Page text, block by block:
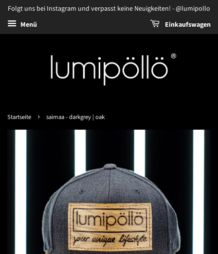
Folgt uns bei Instagram und verpasst keine Neuigkeiten! - @lumipollo
Menü
Einkaufswagen
Startseite › saimaa - darkgrey | oak